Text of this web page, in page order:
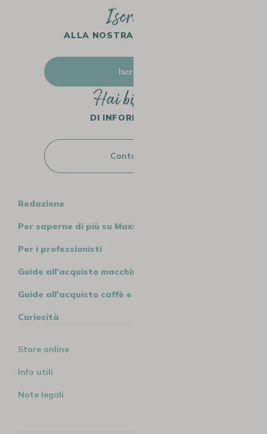
Iscriviti
ALLA NOSTRA NEWSLETTER
Iscriviti
Hai bisogno
DI INFORMAZIONI?
Contattaci
Redazione
Per saperne di più su MaxiCoffee
Per i professionisti
Guide all'acquisto macchine
Guide all'acquisto caffè e tè
Curiosità
Store online
Info utili
Note legali